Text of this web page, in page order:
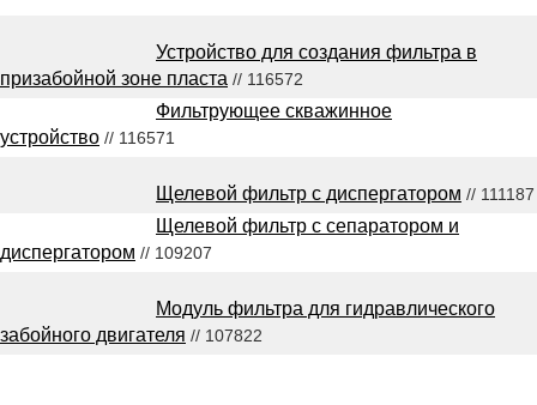
Устройство для создания фильтра в
призабойной зоне пласта // 116572
Фильтрующее скважинное
устройство // 116571
Щелевой фильтр с диспергатором // 111187
Щелевой фильтр с сепаратором и
диспергатором // 109207
Модуль фильтра для гидравлического
забойного двигателя // 107822